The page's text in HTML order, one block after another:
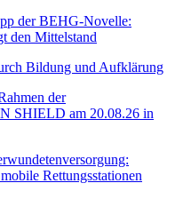
der BEHG-Novelle:
den Mittelstand
Bildung und Aufklärung
der
SHIELD am 20.08.26 in
Rettungsstationen